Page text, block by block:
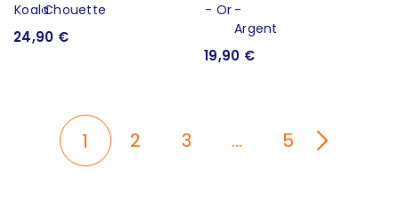
24,90 €
19,90 €
1 2 3 … 5